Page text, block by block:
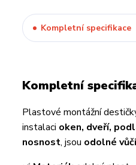
Kompletní specifikace
Kompletní
Plastové montážní
instalaci oken, dveří,
nosnost, jsou odolné